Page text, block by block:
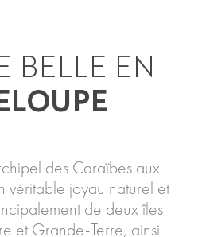
BELLE EN
des Caraïbes aux
véritable joyau naturel et
de deux îles
et Grande-Terre, ainsi